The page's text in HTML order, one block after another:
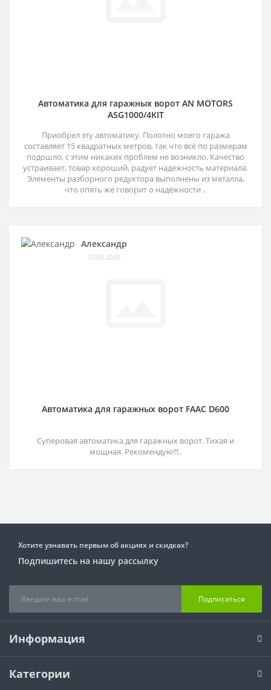
Автоматика для гаражных ворот AN MOTORS
ASG1000/4KIT
Приобрел эту автоматику. Полотно моего гаража
составляет 15 квадратных метров, так что всё по размерам
подошло, с этим никаких проблем не возникло. Качество
устраивает, товар хороший, радует надёжность материала.
Элементы разборного редуктора выполнены из металла,
что опять же говорит о надёжности ..
Александр
15.02.2020
Автоматика для гаражных ворот FAAC D600
Суперовая автоматика для гаражных ворот. Тихая и
мощная. Рекомендую!!!..
Хотите узнавать первым об акциях и скидках?
Подпишитесь на нашу рассылку
Подписаться
Информация
Категории